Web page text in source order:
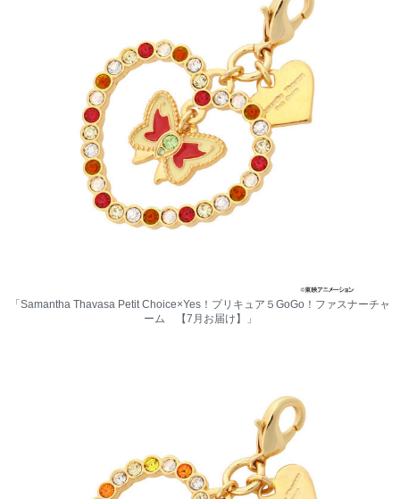
「Samantha Thavasa Petit Choice×Yes！プリキュア５GoGo！ファスナーチャ
ーム 【7月お届け】」